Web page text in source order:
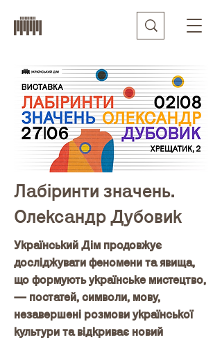
Лабіринти значень.
Олександр Дубовик
Український Дім продовжує
досліджувати феномени та явища,
що формують українське мистецтво,
— постатей, символи, мову,
незавершені розмови української
культури та відкриває новий